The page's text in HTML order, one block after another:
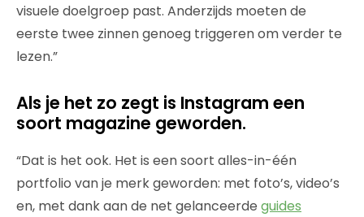
visuele doelgroep past. Anderzijds moeten de
eerste twee zinnen genoeg triggeren om verder te
lezen.”
Als je het zo zegt is Instagram een
soort magazine geworden.
“Dat is het ook. Het is een soort alles-in-één
portfolio van je merk geworden: met foto’s, video’s
en, met dank aan de net gelanceerde guides